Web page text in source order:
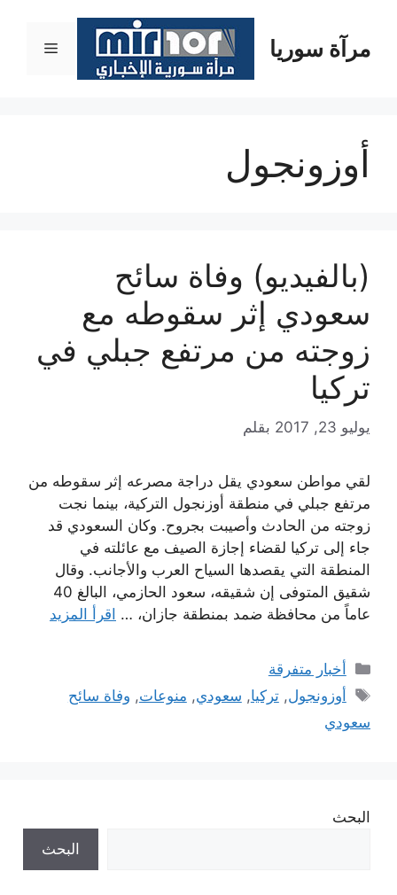
المحتوىمرآة سوريا القائمة
أوزونجول
(بالفيديو) وفاة سائح
سعودي إثر سقوطه مع
زوجته من مرتفع جبلي في
تركيا
يوليو 23, 2017 بقلم
لقي مواطن سعودي يقل دراجة مصرعه إثر سقوطه من
مرتفع جبلي في منطقة أوزنجول التركية، بينما نجت
زوجته من الحادث وأصيبت بجروح. وكان السعودي قد
جاء إلى تركيا لقضاء إجازة الصيف مع عائلته في
المنطقة التي يقصدها السياح العرب والأجانب. وقال
شقيق المتوفى إن شقيقه، سعود الحازمي، البالغ 40
عاماً من محافظة ضمد بمنطقة جازان، … اقرأ المزيد
التصنيفات
أخبار متفرقة
الوسوم
أوزونجول,تركيا, سعودي, منوعات, وفاة سائح
سعودي
البحث
البحث